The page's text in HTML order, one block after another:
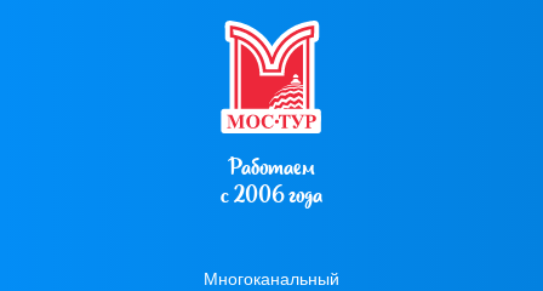
Работаем
с 2006 года
Многоканальный